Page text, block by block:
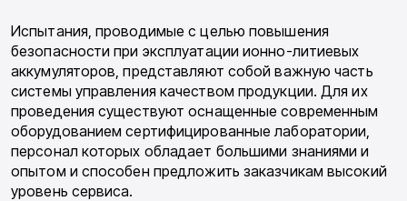
Испытания, проводимые с целью повыше­ния
безопасности при эксплуатации ионно-ли­тиевых
аккумуляторов, представляют собой важную часть
системы управления качеством продукции. Для их
проведения существуют ос­нащенные современным
оборудованием серти­фицированные лаборатории,
персонал кото­рых обладает большими знаниями и
опытом и способен предложить заказчикам высокий
уровень сервиса.